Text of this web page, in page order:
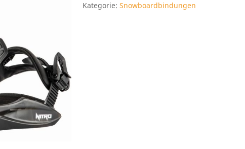
Kategorie: Snowboardbindungen